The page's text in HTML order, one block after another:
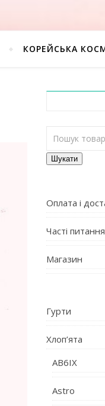
КОРЕЙСЬКА
Шукати:
Шукати
Оплата і
Часті питання
Магазин
Гурти
Хлоп’ята
AB6IX
Astro